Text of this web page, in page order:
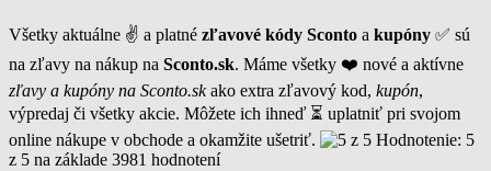
Všetky aktuálne ✌ a platné zľavové kódy Sconto a kupóny ✅ sú
na zľavy na nákup na Sconto.sk. Máme všetky ❤️ nové a aktívne
zľavy a kupóny na Sconto.skako extra zľavový kod, kupón,
výpredaj či všetky akcie. Môžete ich ihneď ⏳ uplatniť pri svojom
online nákupe v obchode a okamžite ušetriť.
Hodnotenie: 5
z 5 na základe 3981 hodnotení